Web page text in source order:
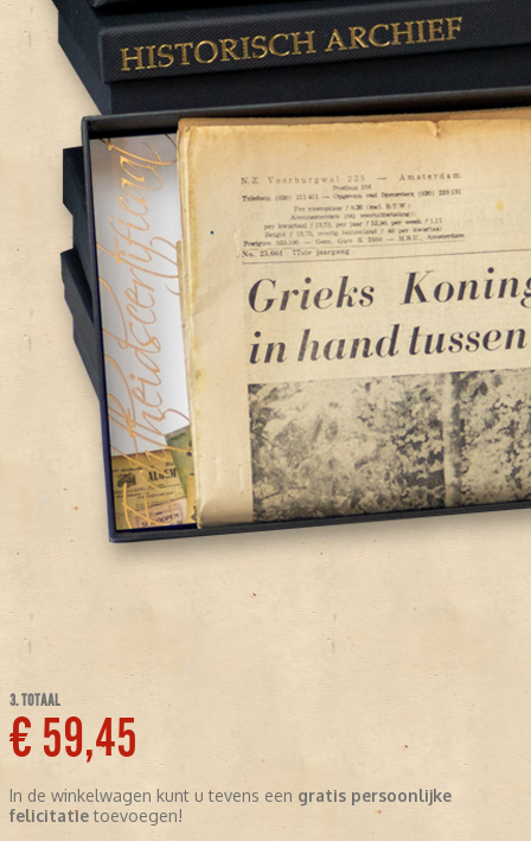
3. TOTAAL
€ 59,45
In de winkelwagen kunt u tevens een gratis persoonlijke
felicitatietoevoegen!